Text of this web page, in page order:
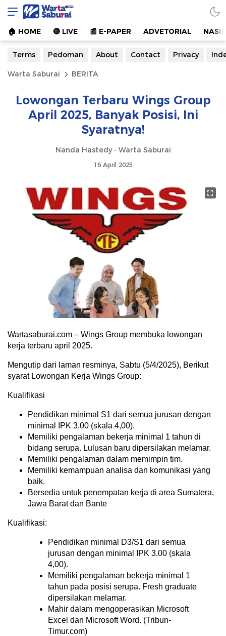
Warta Saburai
Sumber Informasi Terkini
🏠︎ HOME 🔴 LIVE 📰 E-PAPER ADVETORIAL
Terms Pedoman About Contact Privacy
Warta Saburai BERITA
Lowongan Terbaru Wings Group
April 2025, Banyak Posisi, Ini
Syaratnya!
Nanda Hastedy - Warta Saburai
16 April 2025
Wartasaburai.com – Wings Group membuka lowongan
kerja terbaru april 2025.
Mengutip dari laman resminya, Sabtu (5/4/2025), Berikut
syarat Lowongan Kerja Wings Group:
Kualifikasi
Pendidikan minimal S1 dari semua jurusan dengan
minimal IPK 3,00 (skala 4,00).
Memiliki pengalaman bekerja minimal 1 tahun di
bidang serupa. Lulusan baru dipersilakan melamar.
Memiliki pengalaman dalam memimpin tim.
Memiliki kemampuan analisa dan komunikasi yang
baik.
Bersedia untuk penempatan kerja di area Sumatera,
Jawa Barat dan Bante
Kualifikasi:
Pendidikan minimal D3/S1 dari semua
jurusan dengan minimal IPK 3,00 (skala
4,00).
Memiliki pengalaman bekerja minimal 1
tahun pada posisi serupa. Fresh graduate
dipersilakan melamar.
Mahir dalam mengoperasikan Microsoft
Excel dan Microsoft Word. (Tribun-
Timur.com)